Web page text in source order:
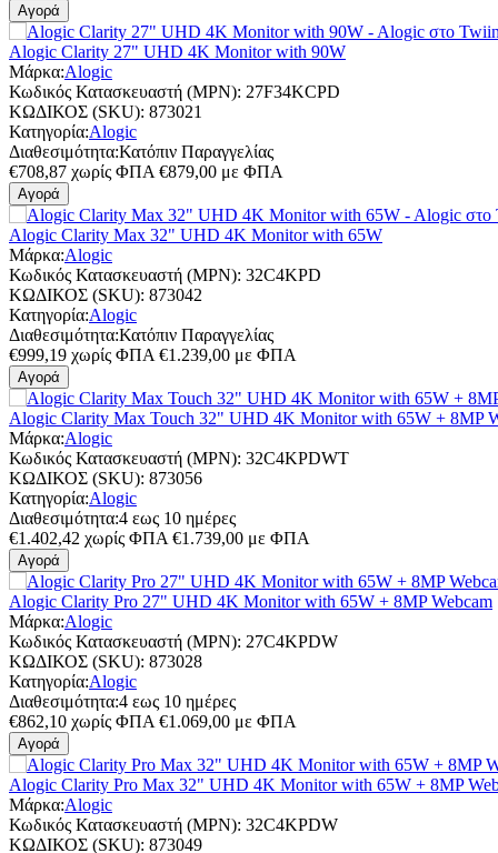
Αγορά
Alogic Clarity 27" UHD 4K Monitor with 90W
Μάρκα:Alogic
Κωδικός Κατασκευαστή (MPN): 27F34KCPD
ΚΩΔΙΚΟΣ (SKU): 873021
Κατηγορία:Alogic
Διαθεσιμότητα:Κατόπιν Παραγγελίας
€708,87 χωρίς ΦΠΑ €879,00 με ΦΠΑ
Αγορά
Alogic Clarity Max 32" UHD 4K Monitor with 65W
Μάρκα:Alogic
Κωδικός Κατασκευαστή (MPN): 32C4KPD
ΚΩΔΙΚΟΣ (SKU): 873042
Κατηγορία:Alogic
Διαθεσιμότητα:Κατόπιν Παραγγελίας
€999,19 χωρίς ΦΠΑ €1.239,00 με ΦΠΑ
Αγορά
Alogic Clarity Max Touch 32" UHD 4K Monitor with 65W + 8MP
Μάρκα:Alogic
Κωδικός Κατασκευαστή (MPN): 32C4KPDWT
ΚΩΔΙΚΟΣ (SKU): 873056
Κατηγορία:Alogic
Διαθεσιμότητα:4 εως 10 ημέρες
€1.402,42 χωρίς ΦΠΑ €1.739,00 με ΦΠΑ
Αγορά
Alogic Clarity Pro 27" UHD 4K Monitor with 65W + 8MP Webcam
Μάρκα:Alogic
Κωδικός Κατασκευαστή (MPN): 27C4KPDW
ΚΩΔΙΚΟΣ (SKU): 873028
Κατηγορία:Alogic
Διαθεσιμότητα:4 εως 10 ημέρες
€862,10 χωρίς ΦΠΑ €1.069,00 με ΦΠΑ
Αγορά
Alogic Clarity Pro Max 32" UHD 4K Monitor with 65W + 8MP
Μάρκα:Alogic
Κωδικός Κατασκευαστή (MPN): 32C4KPDW
ΚΩΔΙΚΟΣ (SKU): 873049